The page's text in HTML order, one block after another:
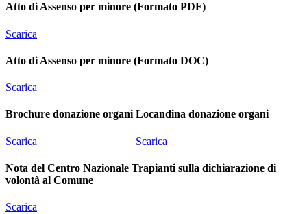
Atto di Assenso per minore (Formato PDF)
Scarica
Atto di Assenso per minore (Formato DOC)
Scarica
Brochure donazione organi
Scarica
Locandina donazione organi
Scarica
Nota del Centro Nazionale Trapianti sulla dichiarazione di
volontà al Comune
Scarica